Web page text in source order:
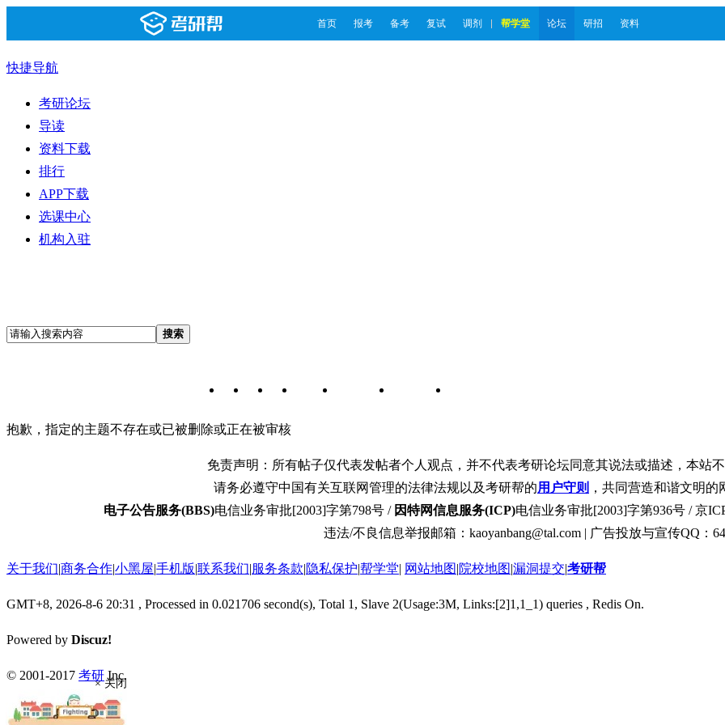
首页 报考 备考 复试 调剂 帮学堂 论坛 研招 资料
快捷导航
考研论坛
导读
资料下载
排行
APP下载
选课中心
机构入驻
搜索
抱歉，指定的主题不存在或已被删除或正在被审核
免责声明：所有帖子仅代表发帖者个人观点，并不代表考研论坛同意其说法或描述，本站
请务必遵守中国有关互联网管理的法律法规以及考研帮的用户守则 ，共同营造和谐文明
电子公告服务(BBS)电信业务审批[2003]字第798号 / 因特网信息服务(ICP)电信业务审批[2003]字第936号 / 京
违法/不良信息举报邮箱：kaoyanbang@tal.com | 广告投放与宣传QQ：
关于我们|商务合作|小黑屋|手机版|联系我们|服务条款|隐私保护|帮学堂| 网站地图|院校地图|漏洞提交|考研帮
GMT+8, 2026-8-6 20:31 , Processed in 0.021706 second(s), Total 1, Slave 2(Usage:3M, Links:[2]1,1_1) queries , Redis On.
Powered by Discuz!
© 2001-2017 考研Inc.
× 关闭